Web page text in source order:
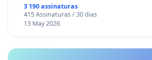
3 190 assinaturas
415 Assinaturas / 30 dias
13 May 2026